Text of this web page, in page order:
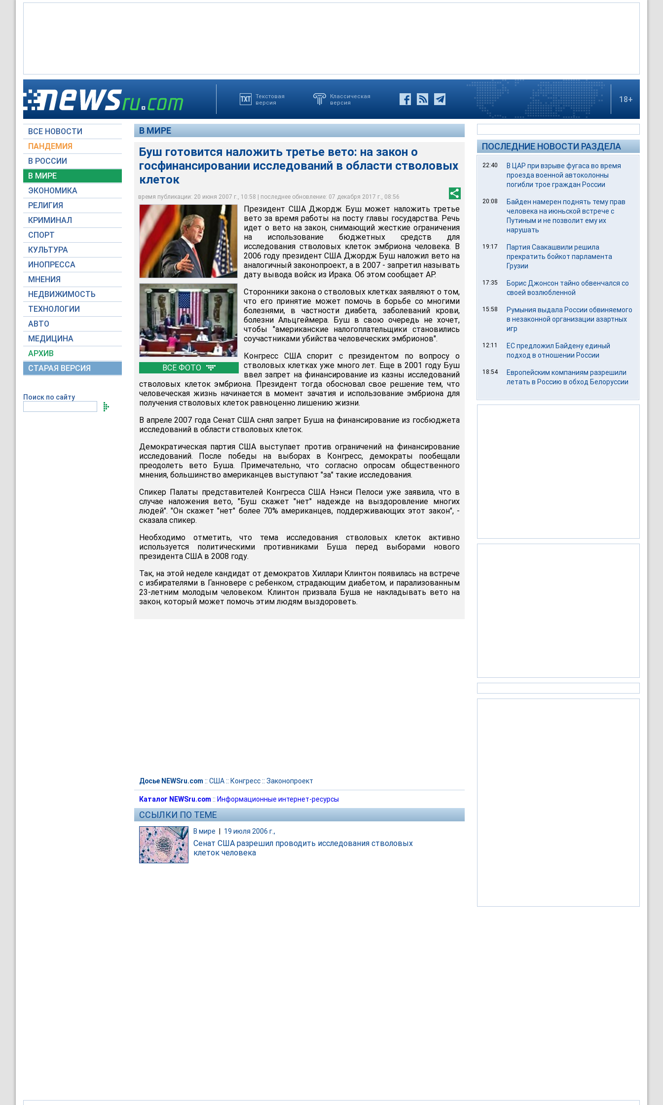
Текстовая
версия
Классическая
версия
18+
ВСЕ НОВОСТИ
ПАНДЕМИЯ
В РОССИИ
В МИРЕ
ЭКОНОМИКА
РЕЛИГИЯ
КРИМИНАЛ
СПОРТ
КУЛЬТУРА
ИНОПРЕССА
МНЕНИЯ
НЕДВИЖИМОСТЬ
ТЕХНОЛОГИИ
АВТО
МЕДИЦИНА
АРХИВ
СТАРАЯ ВЕРСИЯ
Поиск по сайту
В МИРЕ
Буш готовится наложить третье вето: на закон о
госфинансировании исследований в области стволовых
клеток
время публикации: 20 июня 2007 г., 10:58 | последнее обновление: 07 декабря 2017 г., 08:56
ВСЕ ФОТО
Президент США Джордж Буш может наложить третье вето за время работы на
посту главы государства
whitehouse.gov
Конгресс США спорит с президентом по вопросу о стволовых клетках уже много лет
RTV International
Кандидат от демократов Хиллари Клинтон призвала Буша не накладывать вето на
закон, который может помочь людям, страдающим сахарным диабетом,
заболеванем крови, болезни Альцгеймера, выздороветь
RTV International
Президент США Джордж Буш может наложить третье
вето за время работы на посту главы государства. Речь
идет о вето на закон, снимающий жесткие ограничения
на использование бюджетных средств для
исследования стволовых клеток эмбриона человека. В
2006 году президент США Джордж Буш наложил вето на
аналогичный законопроект, а в 2007 - запретил называть
дату вывода войск из Ирака. Об этом сообщает AP.
Сторонники закона о стволовых клетках заявляют о том,
что его принятие может помочь в борьбе со многими
болезнями, в частности диабета, заболеваний крови,
болезни Альцгеймера. Буш в свою очередь не хочет,
чтобы "американские налогоплательщики становились
соучастниками убийства человеческих эмбрионов".
Конгресс США спорит с президентом по вопросу о
стволовых клетках уже много лет. Еще в 2001 году Буш
ввел запрет на финансирование из казны исследований
стволовых клеток эмбриона. Президент тогда обосновал свое решение тем, что
человеческая жизнь начинается в момент зачатия и использование эмбриона для
получения стволовых клеток равноценно лишению жизни.
В апреле 2007 года Сенат США снял запрет Буша на финансирование из госбюджета
исследований в области стволовых клеток.
Демократическая партия США выступает против ограничений на финансирование
исследований. После победы на выборах в Конгресс, демократы пообещали
преодолеть вето Буша. Примечательно, что согласно опросам общественного
мнения, большинство американцев выступают "за" такие исследования.
Спикер Палаты представителей Конгресса США Нэнси Пелоси уже заявила, что в
случае наложения вето, "Буш скажет "нет" надежде на выздоровление многих
людей". "Он скажет "нет" более 70% американцев, поддерживающих этот закон", -
сказала спикер.
Необходимо отметить, что тема исследования стволовых клеток активно
используется политическими противниками Буша перед выборами нового
президента США в 2008 году.
Так, на этой неделе кандидат от демократов Хиллари Клинтон появилась на встрече
с избирателями в Ганновере с ребенком, страдающим диабетом, и парализованным
23-летним молодым человеком. Клинтон призвала Буша не накладывать вето на
закон, который может помочь этим людям выздороветь.
Досье NEWSru.com :: США:: Конгресс:: Законопроект
Каталог NEWSru.com :: Информационные интернет-ресурсы
ССЫЛКИ ПО ТЕМЕ
В мире 19 июля 2006 г.,
Сенат США разрешил проводить исследования стволовых
клеток человека
ПОСЛЕДНИЕ НОВОСТИ РАЗДЕЛА
22:40
В ЦАР при взрыве фугаса во время
проезда военной автоколонны
погибли трое граждан России
20:08
Байден намерен поднять тему прав
человека на июньской встрече с
Путиным и не позволит ему их
нарушать
19:17
Партия Саакашвили решила
прекратить бойкот парламента
Грузии
17:35
Борис Джонсон тайно обвенчался со
своей возлюбленной
15:58
Румыния выдала России обвиняемого
в незаконной организации азартных
игр
12:11
ЕС предложил Байдену единый
подход в отношении России
18:54
Европейским компаниям разрешили
летать в Россию в обход Белоруссии